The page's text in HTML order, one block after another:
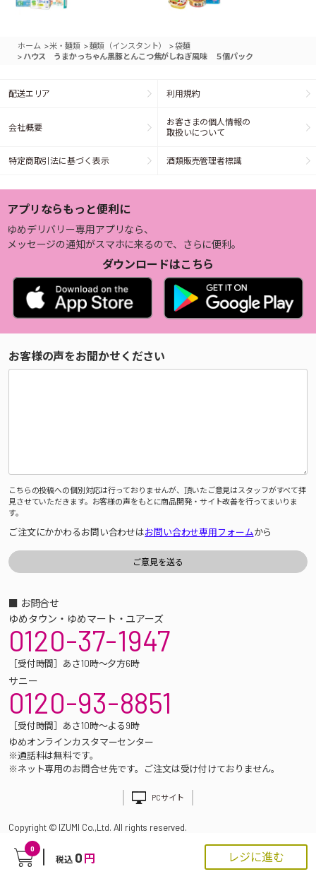
0
税込 0 円 レジに進む
ホーム >米・麺類 >麺類（インスタント） >袋麺
> ハウス うまかっちゃん黒豚とんこつ焦がしねぎ風味 ５個パック
配送エリア 利用規約
会社概要
お客さまの個人情報の
取扱いについて
特定商取引法に基づく表示 酒類販売管理者標識
アプリならもっと便利に
ゆめデリバリー専用アプリなら、
メッセージの通知がスマホに来るので、さらに便利。
ダウンロードはこちら
お客様の声をお聞かせください
こちらの投稿への個別対応は行っておりませんが、頂いたご意見はスタッフがすべて拝
見させていただきます。お客様の声をもとに商品開発・サイト改善を行ってまいりま
す。
ご注文にかかわるお問い合わせはお問い合わせ専用フォームから
■ お問合せ
ゆめタウン・ゆめマート・ユアーズ
0120-37-1947
［受付時間］あさ10時～夕方6時
サニー
0120-93-8851
［受付時間］あさ10時～よる9時
ゆめオンラインカスタマーセンター
※通話料は無料です。
※ネット専用のお問合せ先です。ご注文は受け付けておりません。
PCサイト
Copyright © IZUMI Co.,Ltd. All rights reserved.